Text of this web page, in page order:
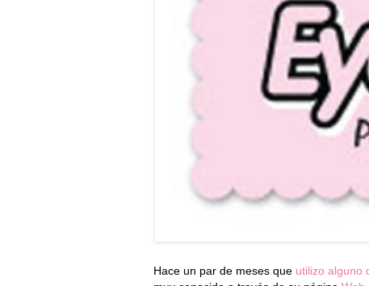
Hace un par de meses que utilizo alguno